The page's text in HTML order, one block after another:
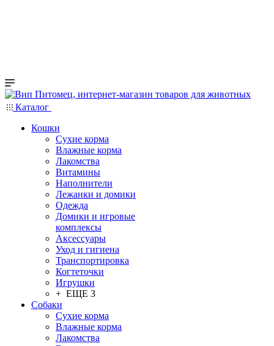
Каталог
Кошки
Сухие корма
Влажные корма
Лакомства
Витамины
Наполнители
Лежанки и домики
Одежда
Домики и игровые
комплексы
Аксессуары
Уход и гигиена
Транспортировка
Когтеточки
Игрушки
+ ЕЩЕ 3
Собаки
Сухие корма
Влажные корма
Лакомства